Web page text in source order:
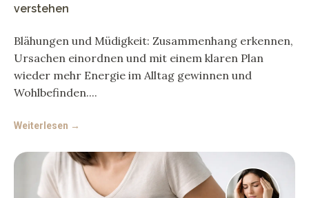
verstehen
Blähungen und Müdigkeit: Zusammenhang erkennen,
Ursachen einordnen und mit einem klaren Plan
wieder mehr Energie im Alltag gewinnen und
Wohlbefinden.
Weiterlesen →